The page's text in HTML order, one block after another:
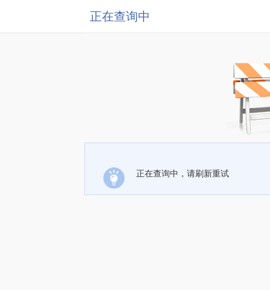
正在查询中
正在查询中，请刷新重试